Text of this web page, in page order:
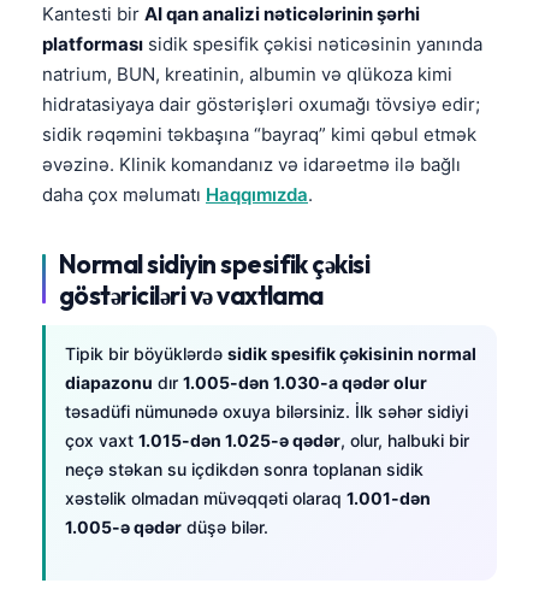
Kantesti bir AI qan analizi nəticələrinin şərhi
platforması sidik spesifik çəkisi nəticəsinin yanında
natrium, BUN, kreatinin, albumin və qlükoza kimi
hidratasiyaya dair göstərişləri oxumağı tövsiyə edir;
sidik rəqəmini təkbaşına “bayraq” kimi qəbul etmək
əvəzinə. Klinik komandanız və idarəetmə ilə bağlı
daha çox məlumatı Haqqımızda.
Normal sidiyin spesifik çəkisi
göstəriciləri və vaxtlama
Tipik bir böyüklərdə sidik spesifik çəkisinin normal
diapazonu dır 1.005-dən 1.030-a qədər olur
təsadüfi nümunədə oxuya bilərsiniz. İlk səhər sidiyi
çox vaxt 1.015-dən 1.025-ə qədər, olur, halbuki bir
neçə stəkan su içdikdən sonra toplanan sidik
xəstəlik olmadan müvəqqəti olaraq 1.001-dən
1.005-ə qədər düşə bilər.